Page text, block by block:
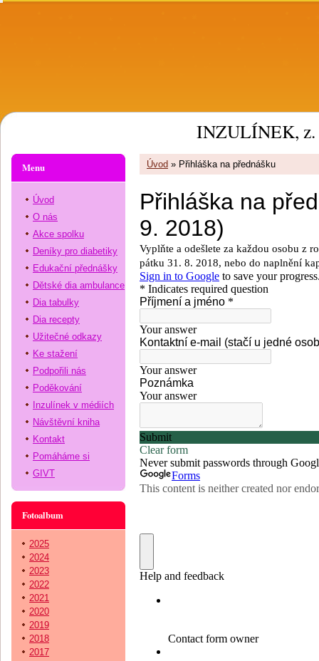
INZULÍNEK, z.
Úvod » Přihláška na přednášku
Menu
Úvod
O nás
Akce spolku
Deníky pro diabetiky
Edukační přednášky
Dětské dia ambulance
Dia tabulky
Dia recepty
Užitečné odkazy
Ke stažení
Podpořili nás
Poděkování
Inzulínek v médiích
Návštěvní kniha
Kontakt
Pomáháme si
GIVT
Fotoalbum
2025
2024
2023
2022
2021
2020
2019
2018
2017